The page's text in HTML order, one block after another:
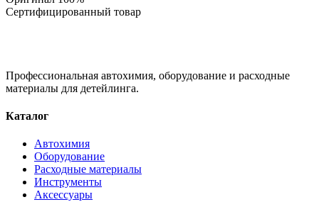
Сертифицированный товар
Профессиональная автохимия, оборудование и расходные
материалы для детейлинга.
Каталог
Автохимия
Оборудование
Расходные материалы
Инструменты
Аксессуары